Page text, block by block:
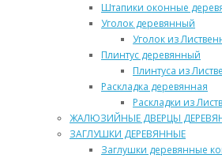
Штапики оконные
Уголок деревянный
Уголок из
Плинтус деревянный
Плинтуса из
Раскладка деревянная
Раскладки из
ЖАЛЮЗИЙНЫЕ ДВЕРЦЫ
ЗАГЛУШКИ ДЕРЕВЯННЫЕ
Заглушки деревянные